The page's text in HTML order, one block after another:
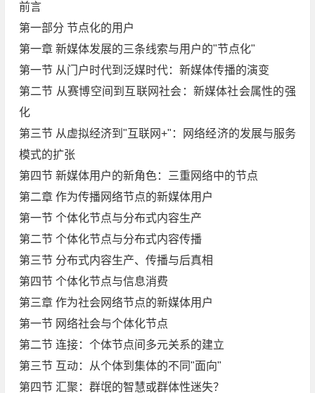
前言
第一部分 节点化的用户
第一章 新媒体发展的三条线索与用户的"节点化"
第一节 从门户时代到泛媒时代：新媒体传播的演变
第二节 从赛博空间到互联网社会：新媒体社会属性的强
化
第三节 从虚拟经济到"互联网+"：网络经济的发展与服务
模式的扩张
第四节 新媒体用户的新角色：三重网络中的节点
第二章 作为传播网络节点的新媒体用户
第一节 个体化节点与分布式内容生产
第二节 个体化节点与分布式内容传播
第三节 分布式内容生产、传播与后真相
第四节 个体化节点与信息消费
第三章 作为社会网络节点的新媒体用户
第一节 网络社会与个体化节点
第二节 连接：个体节点间多元关系的建立
第三节 互动：从个体到集体的不同"面向"
第四节 汇聚：群氓的智慧或群体性迷失？